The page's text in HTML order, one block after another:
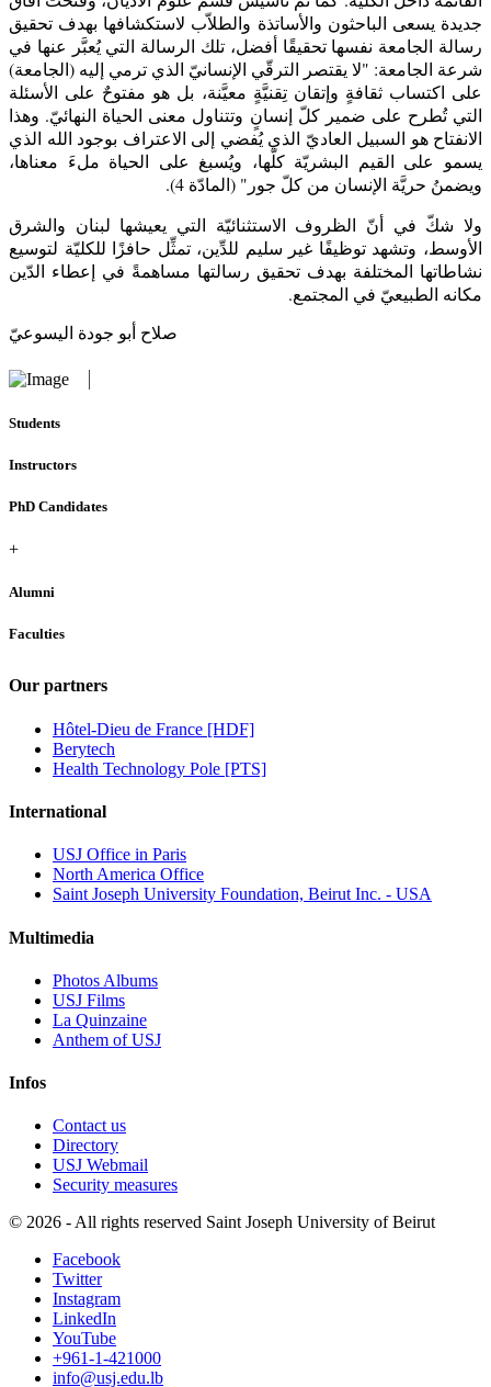
جديدة يسعى الباحثون والأساتذة والطلاّب لاستكشافها بهدف تحقيق
رسالة الجامعة نفسها تحقيقًا أفضل، تلك الرسالة التي يُعبَّر عنها في
شرعة الجامعة: "لا يقتصر الترقّي الإنسانيّ الذي ترمي إليه (الجامعة)
على اكتساب ثقافةٍ وإتقان تِقنيَّةٍ معيَّنة، بل هو مفتوحٌ على الأسئلة
التي تُطرح على ضمير كلّ إنسانٍ وتتناول معنى الحياة النهائيّ. وهذا
الانفتاح هو السبيل العاديّ الذي يُفضي إلى الاعتراف بوجود الله الذي
يسمو على القيم البشريّة كلّها، ويُسبغ على الحياة ملءَ معناها،
ويضمنُ حريَّة الإنسان من كلّ جور" (المادّة 4).
ولا شكّ في أنّ الظروف الاستثنائيّة التي يعيشها لبنان والشرق
الأوسط، وتشهد توظيفًا غير سليم للدِّين، تمثِّل حافزًا للكليّة لتوسيع
نشاطاتها المختلفة بهدف تحقيق رسالتها مساهمةً في إعطاء الدّين
مكانه الطبيعيّ في المجتمع.
صلاح أبو جودة اليسوعيّ
Students
Instructors
PhD Candidates
+
Alumni
Faculties
Our partners
Hôtel-Dieu de France [HDF]
Berytech
Health Technology Pole [PTS]
International
USJ Office in Paris
North America Office
Saint Joseph University Foundation, Beirut Inc. - USA
Multimedia
Photos Albums
USJ Films
La Quinzaine
Anthem of USJ
Infos
Contact us
Directory
USJ Webmail
Security measures
© 2026 - All rights reserved Saint Joseph University of Beirut
Facebook
Twitter
Instagram
LinkedIn
YouTube
+961-1-421000
info@usj.edu.lb